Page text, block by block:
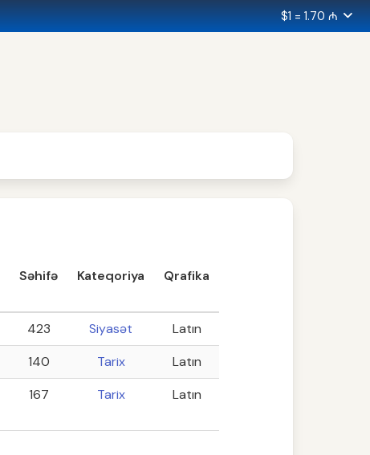
$1 = 1.70 ₼
Səhifə Kateqoriya Qrafika
423 Siyasət
Latın
140 Tarix
Latın
167 Tarix Latın